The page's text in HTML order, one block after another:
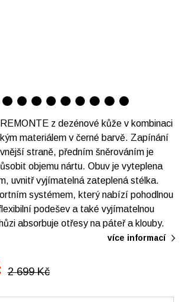
z dezénové kůže v kombinaci
materiálem v černé barvě. Zapínání
straně, předním šněrováním je
objemu nártu. Obuv je vyteplena
uvnitř vyjímatelná zateplená stélka.
systémem, který nabízí pohodlnou
podešev a také vyjímatelnou
absorbuje otřesy na páteř a klouby.
více informací
2 699 Kč